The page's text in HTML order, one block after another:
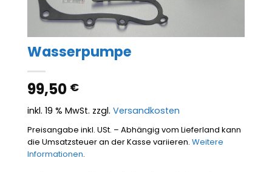
Wasserpumpe
99,50 €
inkl. 19 % MwSt. zzgl. Versandkosten
Preisangabe inkl. USt. – Abhängig vom Lieferland kann
die Umsatzsteuer an der Kasse variieren. Weitere
Informationen.